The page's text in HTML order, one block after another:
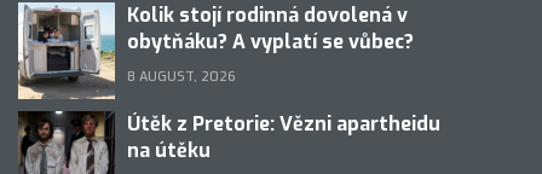
Kolik stojí rodinná dovolená v
obytňáku? A vyplatí se vůbec?
8 AUGUST, 2026
Útěk z Pretorie: Vězni apartheidu
na útěku